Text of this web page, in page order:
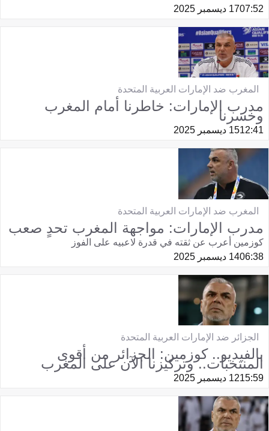
07:5217 ديسمبر 2025
المغرب ضد الإمارات العربية المتحدة
مدرب الإمارات: خاطرنا أمام المغرب
وخسرنا
12:4115 ديسمبر 2025
المغرب ضد الإمارات العربية المتحدة
مدرب الإمارات: مواجهة المغرب تحدٍ صعب
كوزمين أعرب عن ثقته في قدرة لاعبيه على الفوز
06:3814 ديسمبر 2025
الجزائر ضد الإمارات العربية المتحدة
بالفيديو.. كوزمين: الجزائر من أقوى
المنتخبات.. وتركيزنا الآن على المغرب
15:5912 ديسمبر 2025